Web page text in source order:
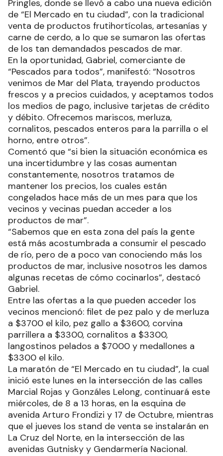
Pringles, donde se llevó a cabo una nueva edición
de “El Mercado en tu ciudad”, con la tradicional
venta de productos frutihortícolas, artesanías y
carne de cerdo, a lo que se sumaron las ofertas
de los tan demandados pescados de mar.
En la oportunidad, Gabriel, comerciante de
“Pescados para todos”, manifestó: “Nosotros
venimos de Mar del Plata, trayendo productos
frescos y a precios cuidados, y aceptamos todos
los medios de pago, inclusive tarjetas de crédito
y débito. Ofrecemos mariscos, merluza,
cornalitos, pescados enteros para la parrilla o el
horno, entre otros”.
Comentó que “si bien la situación económica es
una incertidumbre y las cosas aumentan
constantemente, nosotros tratamos de
mantener los precios, los cuales están
congelados hace más de un mes para que los
vecinos y vecinas puedan acceder a los
productos de mar”.
“Sabemos que en esta zona del país la gente
está más acostumbrada a consumir el pescado
de río, pero de a poco van conociendo más los
productos de mar, inclusive nosotros les damos
algunas recetas de cómo cocinarlos”, destacó
Gabriel.
Entre las ofertas a la que pueden acceder los
vecinos mencionó: filet de pez palo y de merluza
a $3700 el kilo, pez gallo a $3600, corvina
parrillera a $3300, cornalitos a $3300,
langostinos pelados a $7000 y medallones a
$3300 el kilo.
La maratón de “El Mercado en tu ciudad”, la cual
inició este lunes en la intersección de las calles
Marcial Rojas y Gonzáles Lelong, continuará este
miércoles, de 8 a 13 horas, en la esquina de
avenida Arturo Frondizi y 17 de Octubre, mientras
que el jueves los stand de venta se instalarán en
La Cruz del Norte, en la intersección de las
avenidas Gutnisky y Gendarmería Nacional.